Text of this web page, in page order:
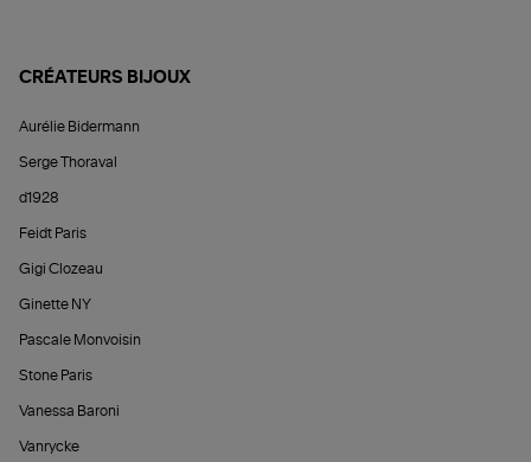
CRÉATEURS BIJOUX
Aurélie Bidermann
Serge Thoraval
d1928
Feidt Paris
Gigi Clozeau
Ginette NY
Pascale Monvoisin
Stone Paris
Vanessa Baroni
Vanrycke